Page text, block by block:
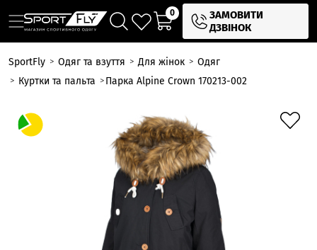
0
ЗАМОВИТИ
ДЗВІНОК
SportFly Одяг та взуття Для жінок
Одяг
Куртки та пальта
Парка Alpine Crown 170213-002